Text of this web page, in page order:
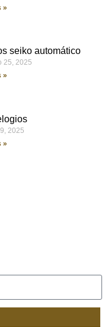
»
seiko automático
25, 2025
»
2025
»